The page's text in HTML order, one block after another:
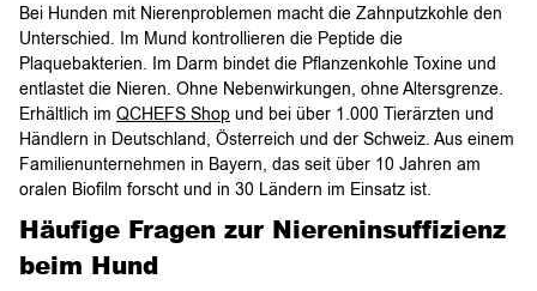
Bei Hunden mit Nierenproblemen macht die Zahnputzkohle den
Unterschied. Im Mund kontrollieren die Peptide die
Plaquebakterien. Im Darm bindet die Pflanzenkohle Toxine und
entlastet die Nieren. Ohne Nebenwirkungen, ohne Altersgrenze.
Erhältlich im QCHEFS Shop und bei über 1.000 Tierärzten und
Händlern in Deutschland, Österreich und der Schweiz. Aus einem
Familienunternehmen in Bayern, das seit über 10 Jahren am
oralen Biofilm forscht und in 30 Ländern im Einsatz ist.
Häufige Fragen zur Niereninsuffizienz
beim Hund